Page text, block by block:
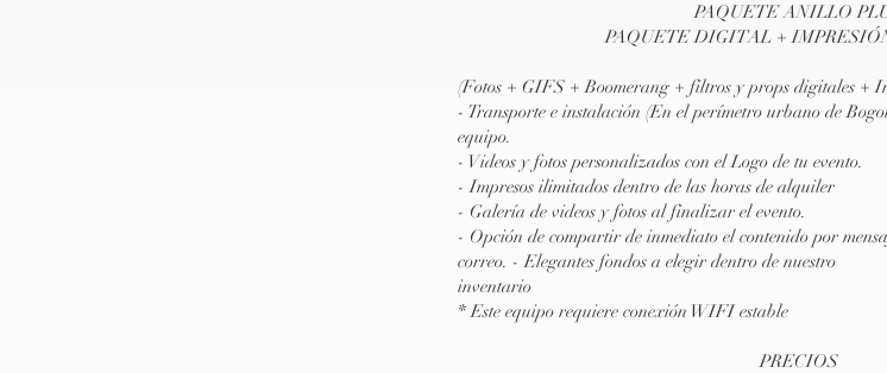
PAQUETE ANILLO
PAQUETE DIGITAL +
(Fotos + GIFS + Boomerang + filtros y props digitales +
- Transporte e instalación (En el perímetro urbano de
equipo.
- Videos y fotos personalizados con el Logo de tu evento.
- Impresos ilimitados dentro de las horas de alquiler
- Galería de videos y fotos al finalizar el evento.
- Opción de compartir de inmediato el contenido por
correo. - Elegantes fondos a elegir dentro de nuestro
inventario
* Este equipo requiere conexión WIFI estable
PRECIOS